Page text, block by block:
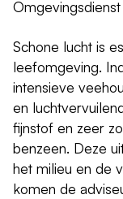
Schone lucht is
leefomgeving.
intensieve
en
fijnstof en zeer
benzeen. Deze
het milieu en de
komen de